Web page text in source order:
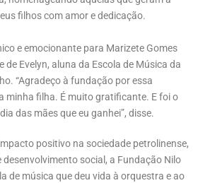
filhos com amor e dedicação.
e emocionante para Marizete Gomes
de Evelyn, aluna da Escola de Música da
“Agradeço à fundação por essa
minha filha. É muito gratificante. E foi o
das mães que eu ganhei”, disse.
positivo na sociedade petrolinense,
desenvolvimento social, a Fundação Nilo
de música que deu vida à orquestra e ao